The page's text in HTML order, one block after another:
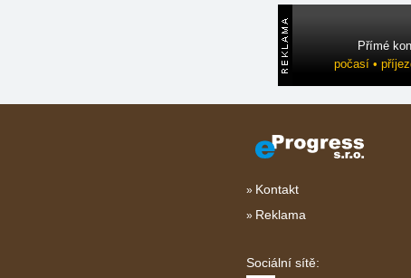
Přímé
počasí •
Kontakt
Reklama
Sociální sítě: